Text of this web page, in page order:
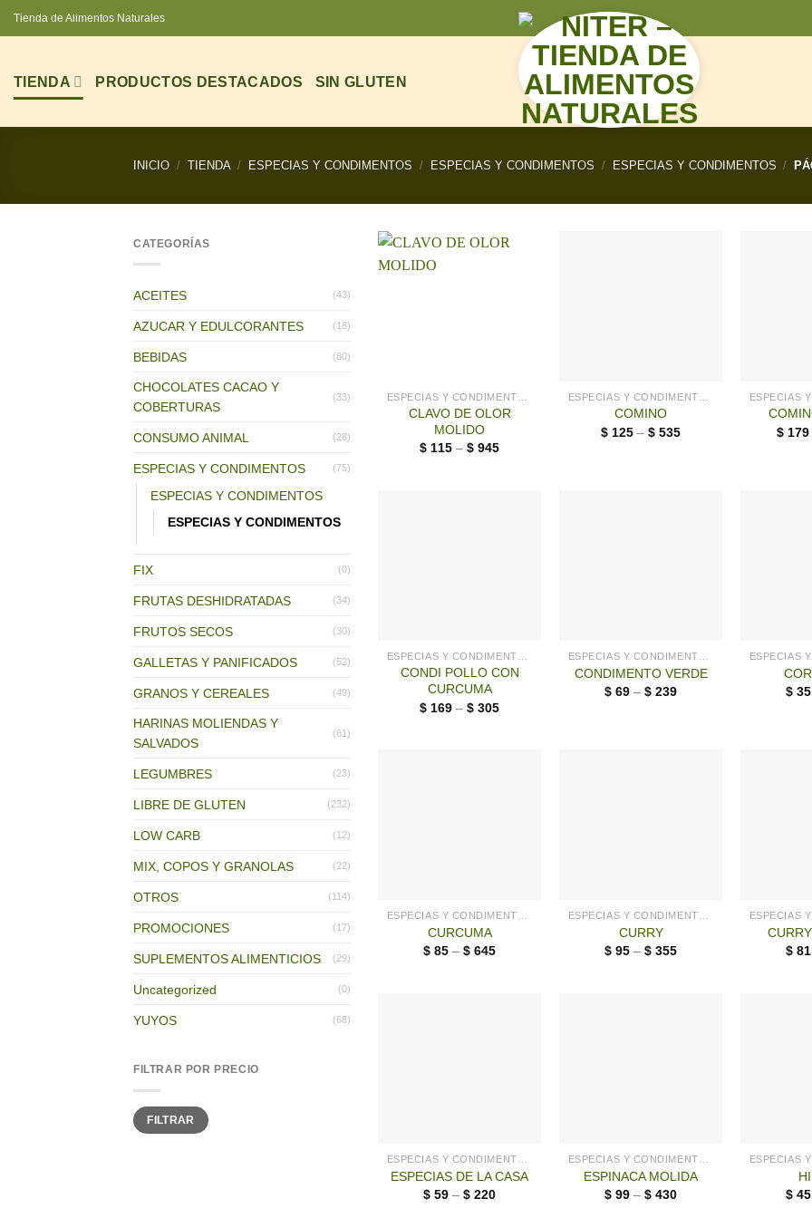
Saltar
al
Tienda de Alimentos Naturales
TIENDA PRODUCTOS DESTACADOS SIN GLUTEN
INICIO / TIENDA / ESPECIAS Y CONDIMENTOS / ESPECIAS Y CONDIMENTOS / ESPECIAS Y CONDIMENTOS /
CATEGORÍAS
ACEITES (43)
AZUCAR Y EDULCORANTES (18)
BEBIDAS (80)
CHOCOLATES CACAO Y
COBERTURAS
(33)
CONSUMO ANIMAL (28)
ESPECIAS Y CONDIMENTOS (75)
ESPECIAS Y CONDIMENTOS
ESPECIAS Y CONDIMENTOS
FIX (0)
FRUTAS DESHIDRATADAS (34)
FRUTOS SECOS (30)
GALLETAS Y PANIFICADOS (52)
GRANOS Y CEREALES (49)
HARINAS MOLIENDAS Y
SALVADOS
(61)
LEGUMBRES (23)
LIBRE DE GLUTEN (232)
LOW CARB (12)
MIX, COPOS Y GRANOLAS (22)
OTROS (114)
PROMOCIONES (17)
SUPLEMENTOS ALIMENTICIOS (29)
Uncategorized (0)
YUYOS (68)
FILTRAR POR PRECIO
Precio
mínimo
Precio
máximo
FILTRAR
CLAVO DE OLOR
MOLIDO
$ 115 – $ 945
COMINO
$ 125 – $ 535
$ 179
CONDI POLLO CON
CURCUMA
$ 169 – $ 305
CONDIMENTO VERDE
$ 69 – $ 239
$ 35
CURCUMA
$ 85 – $ 645
CURRY
$ 95 – $ 355
$ 81
ESPECIAS DE LA CASA
$ 59 – $ 220
ESPINACA MOLIDA
$ 99 – $ 430
$ 45